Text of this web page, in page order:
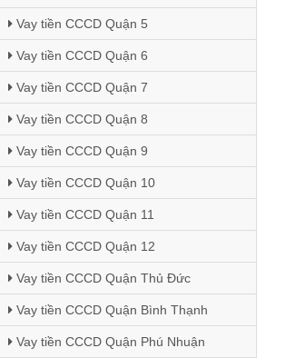
Vay tiền CCCD Quận 5
Vay tiền CCCD Quận 6
Vay tiền CCCD Quận 7
Vay tiền CCCD Quận 8
Vay tiền CCCD Quận 9
Vay tiền CCCD Quận 10
Vay tiền CCCD Quận 11
Vay tiền CCCD Quận 12
Vay tiền CCCD Quận Thủ Đức
Vay tiền CCCD Quận Bình Thạnh
Vay tiền CCCD Quận Phú Nhuận